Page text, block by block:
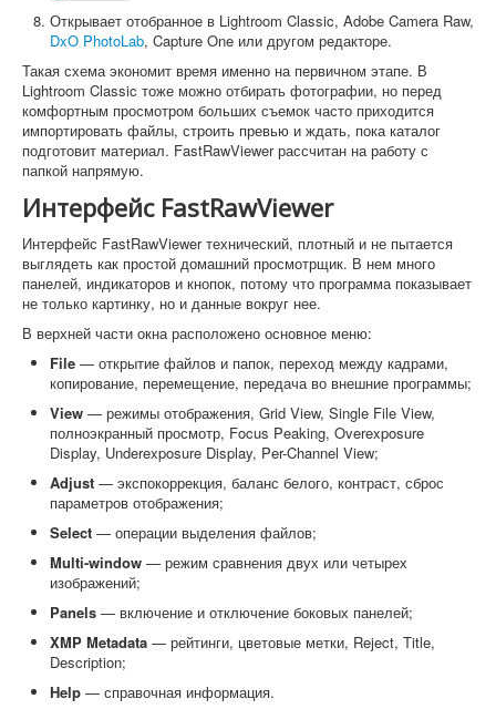
Открывает отобранное в Lightroom Classic, Adobe Camera Raw,
DxO PhotoLab, Capture One или другом редакторе.
Такая схема экономит время именно на первичном этапе. В
Lightroom Classic тоже можно отбирать фотографии, но перед
комфортным просмотром больших съемок часто приходится
импортировать файлы, строить превью и ждать, пока каталог
подготовит материал. FastRawViewer рассчитан на работу с
папкой напрямую.
Интерфейс FastRawViewer
Интерфейс FastRawViewer технический, плотный и не пытается
выглядеть как простой домашний просмотрщик. В нем много
панелей, индикаторов и кнопок, потому что программа показывает
не только картинку, но и данные вокруг нее.
В верхней части окна расположено основное меню:
File — открытие файлов и папок, переход между кадрами,
копирование, перемещение, передача во внешние программы;
View — режимы отображения, Grid View, Single File View,
полноэкранный просмотр, Focus Peaking, Overexposure
Display, Underexposure Display, Per-Channel View;
Adjust — экспокоррекция, баланс белого, контраст, сброс
параметров отображения;
Select — операции выделения файлов;
Multi-window — режим сравнения двух или четырех
изображений;
Panels — включение и отключение боковых панелей;
XMP Metadata — рейтинги, цветовые метки, Reject, Title,
Description;
Help — справочная информация.